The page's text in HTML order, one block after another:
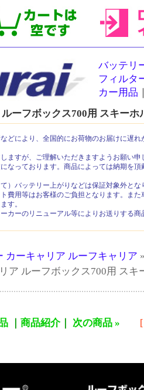
バッテリ
フィルタ
カー用品
ーフボックス700用 スキーホ
どにより、全国的にお荷物のお届けに遅
ますが、ご理解いただきますようお願い申
なっております。商品によっては納期を
）バッテリー上がりなどは保証対象外と
費用等はお客様のご負担となります。ま
す。
カーのリニューアル等によりお送りする
カーキャリア ルーフキャリア
ア ルーフボックス700用 スキ
商品紹介｜ 次の商品 »